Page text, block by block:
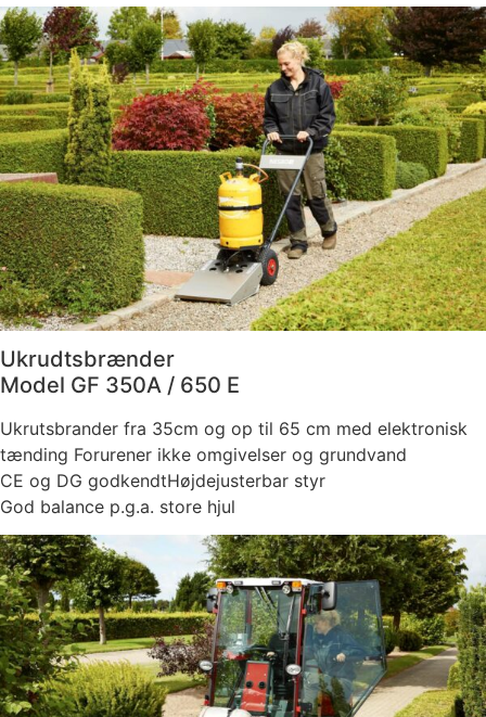
Ukrudtsbrænder
Model GF 350A / 650 E
Ukrutsbrander fra 35cm og op til 65 cm med elektronisk
tænding Forurener ikke omgivelser og grundvand
CE og DG godkendtHøjdejusterbar styr
God balance p.g.a. store hjul